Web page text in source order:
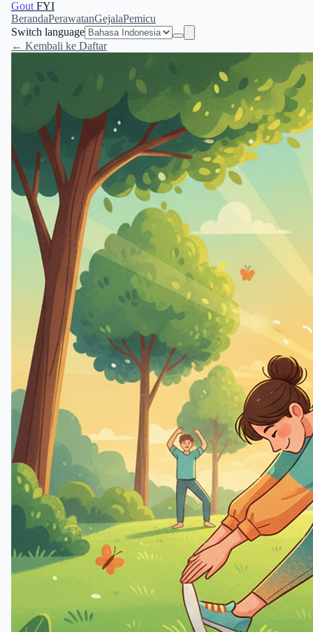
Gout FYI
BerandaPerawatanGejalaPemicu
Switch language
← Kembali ke Daftar